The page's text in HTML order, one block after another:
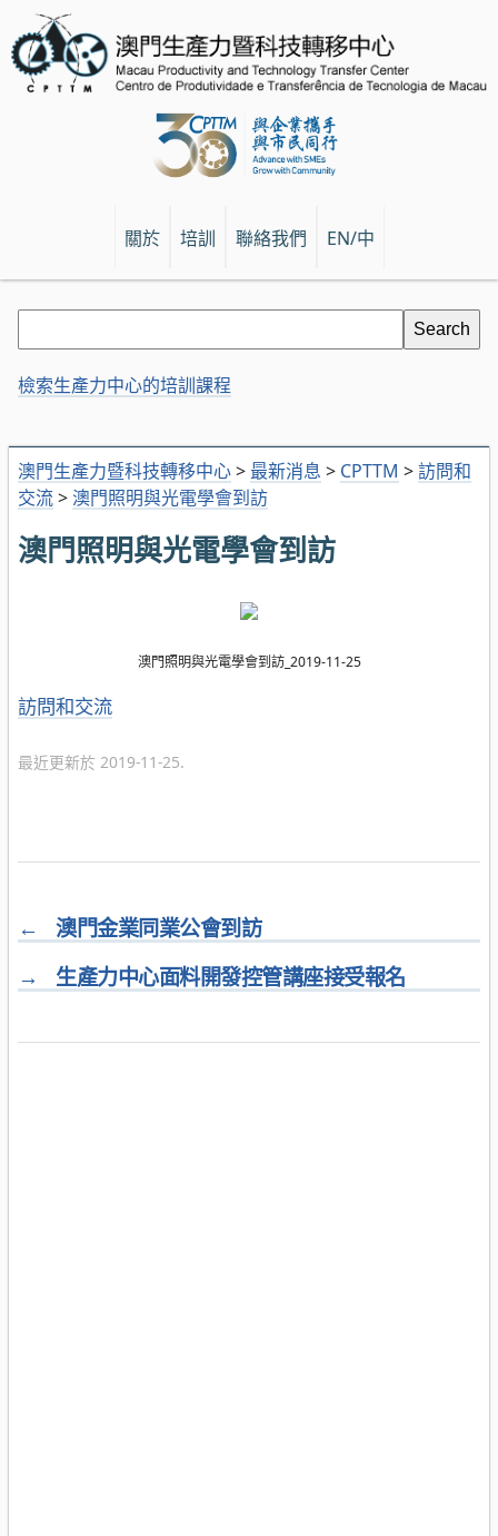
關於 培訓 聯絡我們 EN/中
澳門生產力暨科技轉移中心> 最新消息 > CPTTM >訪問和
交流> 澳門照明與光電學會到訪
澳門照明與光電學會到訪
澳門照明與光電學會到訪_2019-11-25
分
訪問和交流
最近更新於 2019-11-25.
←
澳門金業同業公會到訪
→
生產力中心面料開發控管講座接受報名
檢索生產力中心的培訓課程